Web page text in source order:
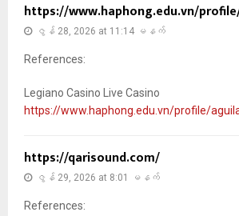
https://www.haphong.edu.vn/
ဇွန် 28, 2026 at 11:14 မနက်
References:
Legiano Casino Live Casino
https://www.haphong.edu.vn/profile/
https://qarisound.com/
ဇွန် 29, 2026 at 8:01 မနက်
References: